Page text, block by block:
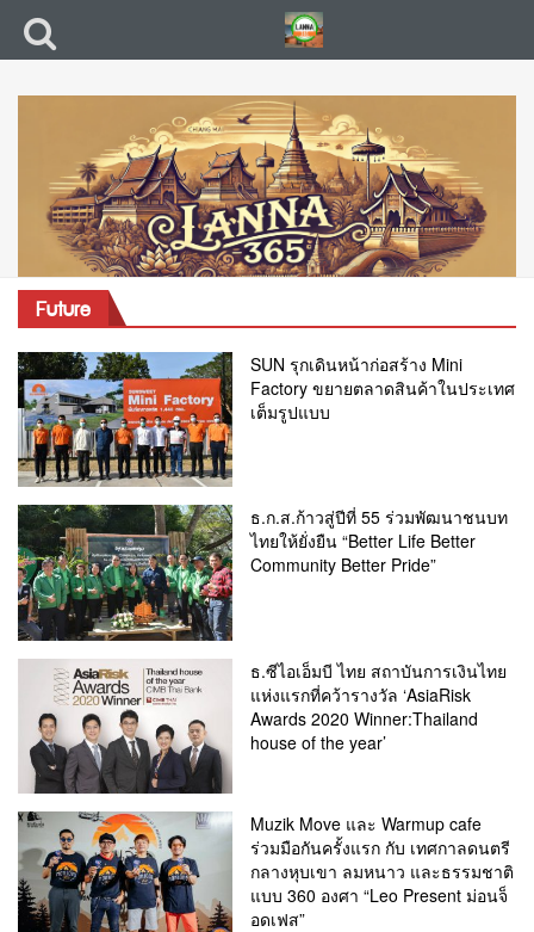
Future
SUN รุกเดินหน้าก่อสร้าง Mini
Factory ขยายตลาดสินค้าในประเทศ
เต็มรูปแบบ
ธ.ก.ส.ก้าวสู่ปีที่ 55 ร่วมพัฒนาชนบท
ไทยให้ยั่งยืน​ “Better Life Better
Community Better Pride”
ธ.ซีไอเอ็มบี ไทย สถาบันการเงินไทย
แห่งแรกที่คว้ารางวัล ‘AsiaRisk
Awards 2020 Winner:Thailand
house of the year’
Muzik Move และ Warmup cafe
ร่วมมือกันครั้งแรก กับ เทศกาลดนตรี
กลางหุบเขา ลมหนาว และธรรมชาติ
แบบ 360 องศา “Leo Present ม่อนจ็
อดเฟส”